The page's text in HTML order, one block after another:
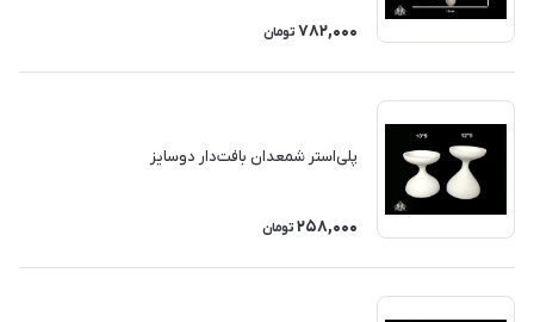
782,000 تومان
پلی‌استر شمعدان بافت‌دار دوسایز
258,000 تومان